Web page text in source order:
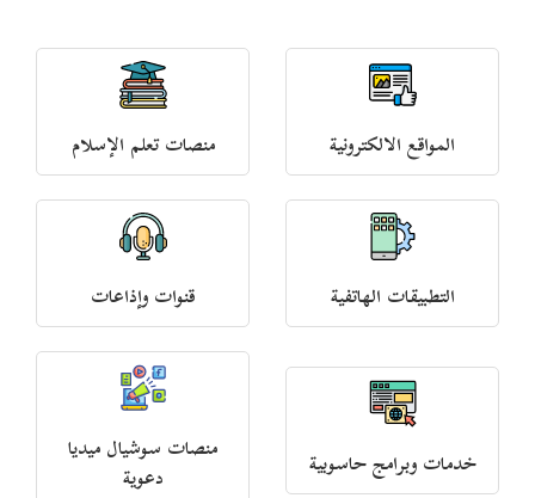
المواقع الالكترونية منصات تعلم الإسلام
التطبيقات الهاتفية قنوات وإذاعات
خدمات وبرامج حاسوبية
منصات سوشيال ميديا
دعوية